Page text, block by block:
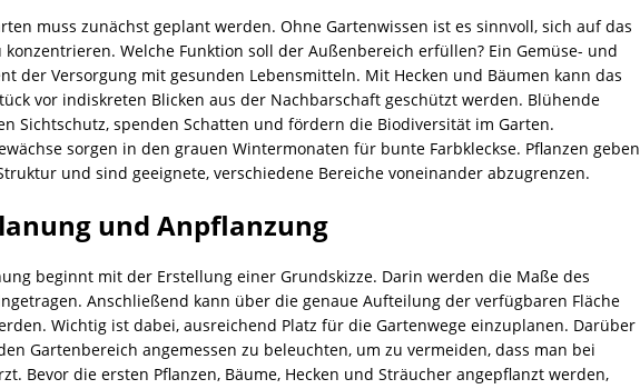
muss zunächst geplant werden. Ohne Gartenwissen ist es sinnvoll, sich auf das
konzentrieren. Welche Funktion soll der Außenbereich erfüllen? Ein Gemüse- und
der Versorgung mit gesunden Lebensmitteln. Mit Hecken und Bäumen kann das
vor indiskreten Blicken aus der Nachbarschaft geschützt werden. Blühende
Sichtschutz, spenden Schatten und fördern die Biodiversität im Garten.
sorgen in den grauen Wintermonaten für bunte Farbkleckse. Pflanzen geben
und sind geeignete, verschiedene Bereiche voneinander abzugrenzen.
und Anpflanzung
beginnt mit der Erstellung einer Grundskizze. Darin werden die Maße des
Anschließend kann über die genaue Aufteilung der verfügbaren Fläche
Wichtig ist dabei, ausreichend Platz für die Gartenwege einzuplanen. Darüber
Gartenbereich angemessen zu beleuchten, um zu vermeiden, dass man bei
Bevor die ersten Pflanzen, Bäume, Hecken und Sträucher angepflanzt werden,